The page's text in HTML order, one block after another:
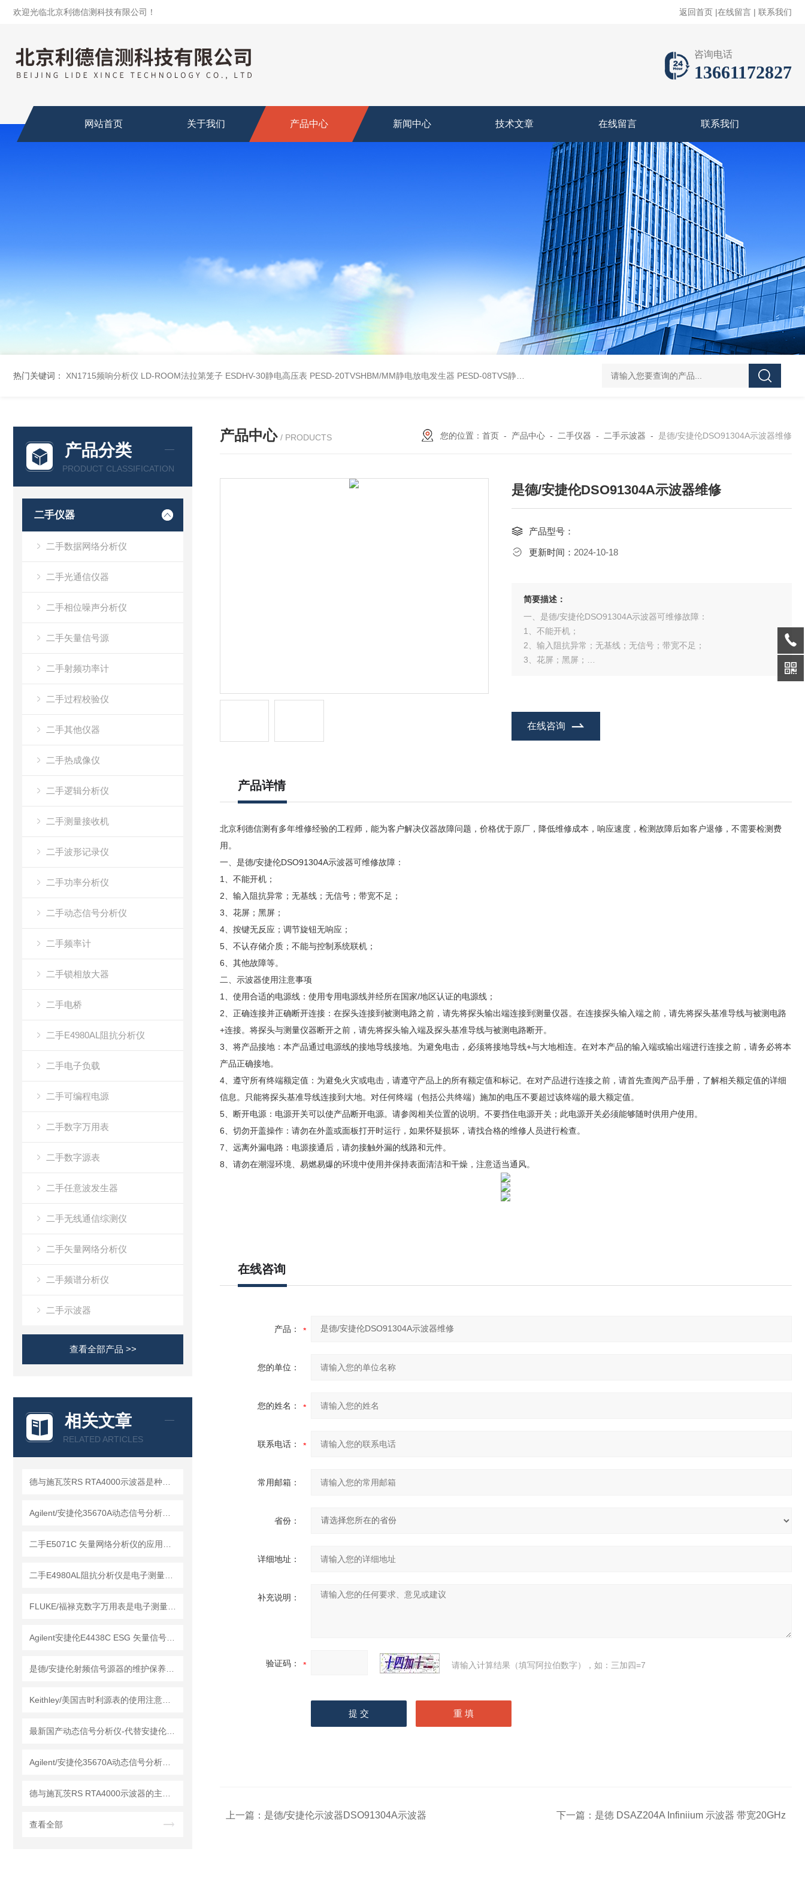
欢迎光临北京利德信测科技有限公司！ 返回首页 |在线留言 | 联系我们
咨询电话
13661172827
网站首页 关于我们 产品中心 新闻中心 技术文章 在线留言 联系我们
热门关键词： XN1715频响分析仪 LD-ROOM法拉第笼子 ESDHV-30静电高压表 PESD-20TVSHBM/MM静电放电发生器 PESD-08TVS静电放电发生器 PESD-30T1静电放电发生器 PESD-20T1静电放电发生器
产品分类
PRODUCT CLASSIFICATION
二手仪器
二手数据网络分析仪
二手光通信仪器
二手相位噪声分析仪
二手矢量信号源
二手射频功率计
二手过程校验仪
二手其他仪器
二手热成像仪
二手逻辑分析仪
二手测量接收机
二手波形记录仪
二手功率分析仪
二手动态信号分析仪
二手频率计
二手锁相放大器
二手电桥
二手E4980AL阻抗分析仪
二手电子负载
二手可编程电源
二手数字万用表
二手数字源表
二手任意波发生器
二手无线通信综测仪
二手矢量网络分析仪
二手频谱分析仪
二手示波器
查看全部产品 >>
相关文章
RELATED ARTICLES
查看全部
产品中心 / PRODUCTS 您的位置： 首页 - 产品中心 - 二手仪器 - 二手示波器 - 是德/安捷伦DSO91304A示波器维修
是德/安捷伦DSO91304A示波器维修
产品型号：
更新时间： 2024-10-18
简要描述：
一、是德/安捷伦DSO91304A示波器可维修故障：
1、不能开机；
2、输入阻抗异常；无基线；无信号；带宽不足；
3、花屏；黑屏；
在线咨询
产品详情
北京利德信测有多年维修经验的工程师，能为客户解决仪器故障问题，价格优于原厂，降低维修成本，响应速度，检测故障后如客户退修，不需要检测费
用。
一、是德/安捷伦DSO91304A示波器可维修故障：
1、不能开机；
2、输入阻抗异常；无基线；无信号；带宽不足；
3、花屏；黑屏；
4、按键无反应；调节旋钮无响应；
5、不认存储介质；不能与控制系统联机；
6、其他故障等。
二、示波器使用注意事项
1、使用合适的电源线：使用专用电源线并经所在国家/地区认证的电源线；
2、正确连接并正确断开连接：在探头连接到被测电路之前，请先将探头输出端连接到测量仪器。在连接探头输入端之前，请先将探头基准导线与被测电路
+连接。将探头与测量仪器断开之前，请先将探头输入端及探头基准导线与被测电路断开。
3、将产品接地：本产品通过电源线的接地导线接地。为避免电击，必须将接地导线+与大地相连。在对本产品的输入端或输出端进行连接之前，请务必将本
产品正确接地。
4、遵守所有终端额定值：为避免火灾或电击，请遵守产品上的所有额定值和标记。在对产品进行连接之前，请首先查阅产品手册，了解相关额定值的详细
信息。只能将探头基准导线连接到大地。对任何终端（包括公共终端）施加的电压不要超过该终端的最大额定值。
5、断开电源：电源开关可以使产品断开电源。请参阅相关位置的说明。不要挡住电源开关；此电源开关必须能够随时供用户使用。
6、切勿开盖操作：请勿在外盖或面板打开时运行，如果怀疑损坏，请找合格的维修人员进行检查。
7、远离外漏电路：电源接通后，请勿接触外漏的线路和元件。
8、请勿在潮湿环境、易燃易爆的环境中使用并保持表面清洁和干燥，注意适当通风。
在线咨询
产品：
您的单位：
您的姓名：
联系电话：
常用邮箱：
省份：
详细地址：
补充说明：
验证码： 请输入计算结果（填写阿拉伯数字），如：三加四=7
上一篇： 是德/安捷伦示波器DSO91304A示波器 下一篇： 是徳 DSAZ204A Infiniium 示波器 带宽20GHz